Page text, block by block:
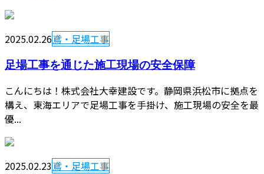
2025.02.26鳶・足場工事
足場工事を通じた施工現場の安全保障
こんにちは！株式会社大幸建設です。静岡県浜松市に拠点を
構え、東海エリアで足場工事を手掛け、施工現場の安全を最
優...
2025.02.23鳶・足場工事